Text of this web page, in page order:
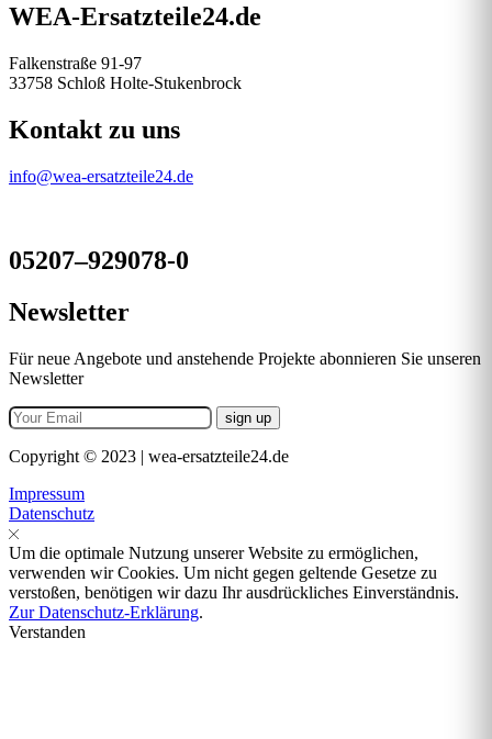
WEA-Ersatzteile24.de
Falkenstraße 91-97
33758 Schloß Holte-Stukenbrock
Kontakt zu uns
info@wea-ersatzteile24.de
05207–929078-0
Newsletter
Für neue Angebote und anstehende Projekte abonnieren Sie unseren
Newsletter
Copyright © 2023 | wea-ersatzteile24.de
Impressum
Datenschutz
Um die optimale Nutzung unserer Website zu ermöglichen,
verwenden wir Cookies. Um nicht gegen geltende Gesetze zu
verstoßen, benötigen wir dazu Ihr ausdrückliches Einverständnis.
Zur Datenschutz-Erklärung.
Verstanden